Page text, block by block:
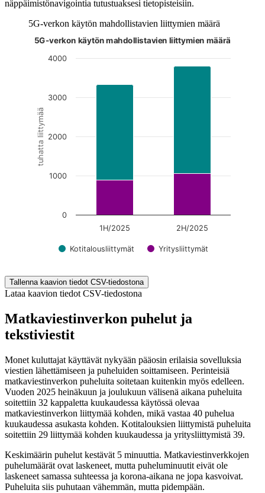
näppäimistönavigointia tutustuaksesi tietopisteisiin.
5G-verkon käytön mahdollistavien liittymien määrä
Kuvaaja on interaktiivinen. Siirry kuvaajaan sarkaimella ja
tuhatta liittymää
5G-verkon käytön mahdollistavien liittymien määrä
Kotitalousliittymät Yritysliittymät
1H/2025 2H/2025
0
1000
2000
3000
4000
Tallenna kaavion tiedot CSV-tiedostona
Lataa kaavion tiedot CSV-tiedostona
Matkaviestinverkon puhelut ja
tekstiviestit
Monet kuluttajat käyttävät nykyään pääosin erilaisia sovelluksia
viestien lähettämiseen ja puheluiden soittamiseen. Perinteisiä
matkaviestinverkon puheluita soitetaan kuitenkin myös edelleen.
Vuoden 2025 heinäkuun ja joulukuun välisenä aikana puheluita
soitettiin 32 kappaletta kuukaudessa käytössä olevaa
matkaviestinverkon liittymää kohden, mikä vastaa 40 puhelua
kuukaudessa asukasta kohden. Kotitalouksien liittymistä puheluita
soitettiin 29 liittymää kohden kuukaudessa ja yritysliittymistä 39.
Keskimäärin puhelut kestävät 5 minuuttia. Matkaviestinverkkojen
puhelumäärät ovat laskeneet, mutta puheluminuutit eivät ole
laskeneet samassa suhteessa ja korona-aikana ne jopa kasvoivat.
Puheluita siis puhutaan vähemmän, mutta pidempään.